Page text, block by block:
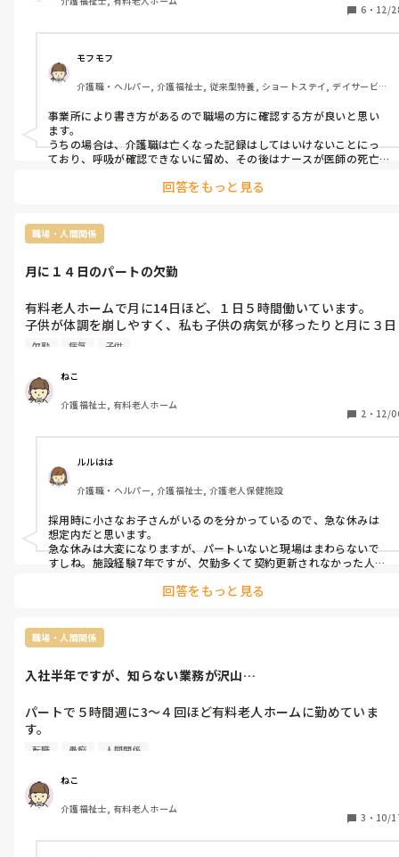
6 ・ 12/
モフモフ
介護職・ヘルパー, 介護福祉士, 従来型特養, ショートステイ, デイサービ
事業所により書き方があるので職場の方に確認する方が良いと思い
ます。
うちの場合は、介護職は亡くなった記録はしてはいけないことにっ
ており、呼吸が確認できないに留め、その後はナースが医師の死亡
回答をもっと見る
職場・人間関係
月に１４日のパートの欠勤
有料老人ホームで月に14日ほど、１日５時間働いています。
子供が体調を崩しやすく、私も子供の病気が移ったりと月に３日
ほどは休んでしまします。
このままの欠勤状況では次の更新断られる場合もあるのでしょう
か…
欠勤 病気 子供
ねこ
介護福祉士, 有料老人ホーム
2 ・ 12/
ルルはは
介護職・ヘルパー, 介護福祉士, 介護老人保健施設
採用時に小さなお子さんがいるのを分かっているので、急な休みは
想定内だと思います。
急な休みは大変になりますが、パートいないと現場はまわらないで
すしね。施設経験7年ですが、欠勤多くて契約更新されなかった人に
回答をもっと見る
職場・人間関係
入社半年ですが、知らない業務が沢山…
パートで５時間週に3〜４回ほど有料老人ホームに勤めていま
す。
人手不足で数日くらいは先輩が一緒で、あとは殆ど放置されてま
色んな人に聞きながらなんとかやってきましたが、おやつのお茶
出しなどあまりやらない業務があり、知らないことがまだまだあ
ります。
3か月目の派遣さんや、私と同じくらいの出勤でフルタイムのパ
ート方の方が色々と知ってることも多く、今は居づらさを感じま
転職 愚痴 人間関係
ねこ
介護福祉士, 有料老人ホーム
3 ・ 10/